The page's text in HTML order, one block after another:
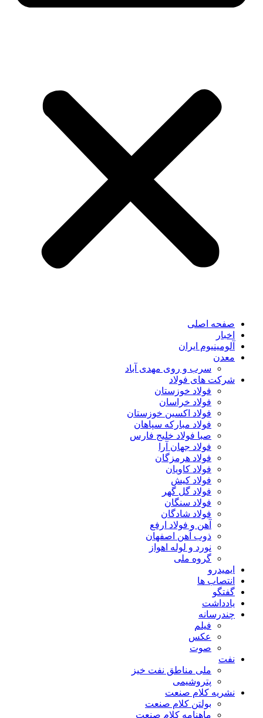
صفحه اصلی
اخبار
آلومینیوم ایران
معدن
سرب و روی مهدی آباد
شرکت های فولاد
فولاد خوزستان
فولاد خراسان
فولاد اکسین خوزستان
فولاد مبارکه سپاهان
صبا فولاد خلیج فارس
فولاد جهان آرا
فولاد هرمزگان
فولاد کاویان
فولاد کیش
فولاد گل گهر
فولاد سنگان
فولاد شادگان
آهن و فولاد ارفع
ذوب آهن اصفهان
نورد و لوله اهواز
گروه ملی
ایمیدرو
انتصاب ها
گفتگو
یادداشت
چندرسانه
فیلم
عکس
صوت
نفت
ملی مناطق نفت خیز
پتروشیمی
نشریه کلام صنعت
بولتن کلام صنعت
ماهنامه کلام صنعت